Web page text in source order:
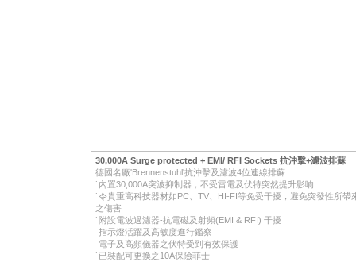
30,000A Surge protected + EMI/ RFI Sockets 抗沖擊+濾波排蘇
德國名廠'Brennenstuhl'抗沖擊及濾波4位連線排蘇
˙內置30,000A突波抑制器，不受雷電及伏特突然提升影响
˙令貴重高科技器材如PC、TV、HI-FI等免受干擾，避免突發性所帶
之傷害
˙附設電波過濾器-抗電磁及射頻(EMI & RFI) 干擾
˙指示燈活躍及高敏度進行鑑察
˙電子及高頻儀器之伏特受到有效保護
˙已裝配可更換之10A保險菲士